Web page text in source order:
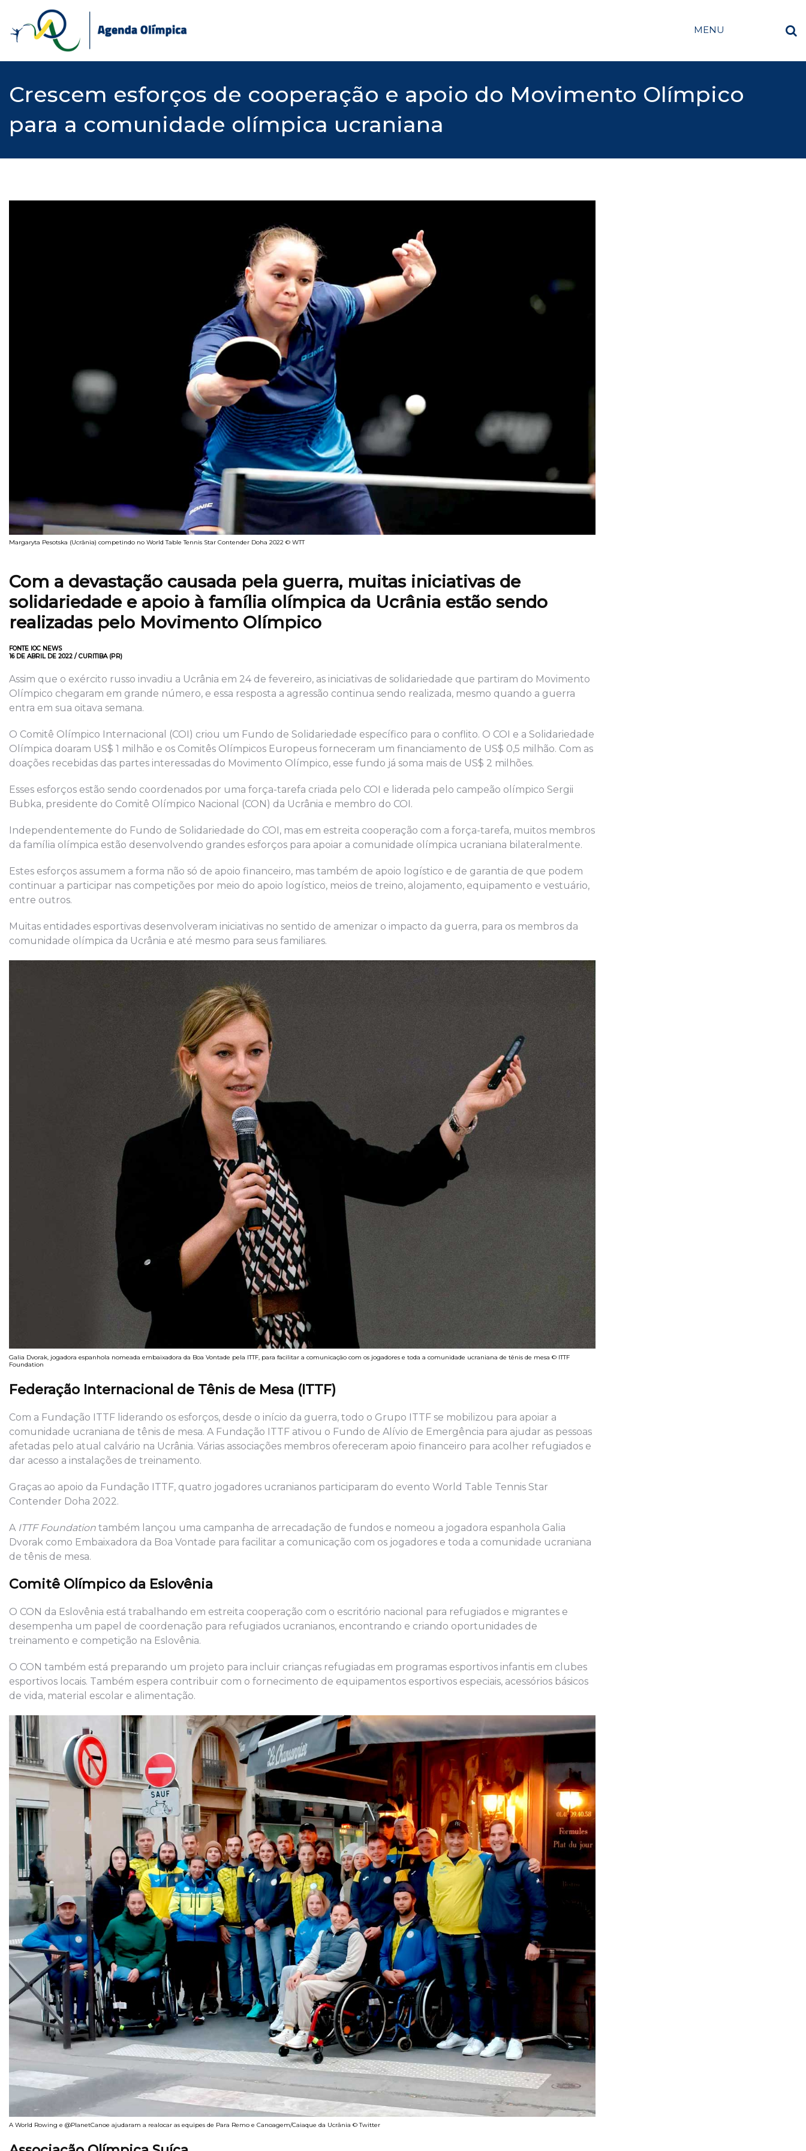
content
MENU
Crescem esforços de cooperação e apoio do Movimento Olímpico
para a comunidade olímpica ucraniana
Margaryta Pesotska (Ucrânia) competindo no World Table Tennis Star Contender Doha 2022 © WTT
Com a devastação causada pela guerra, muitas iniciativas de
solidariedade e apoio à família olímpica da Ucrânia estão sendo
realizadas pelo Movimento Olímpico
FONTE IOC NEWS
16 DE ABRIL DE 2022 / CURITIBA (PR)
Assim que o exército russo invadiu a Ucrânia em 24 de fevereiro, as iniciativas de solidariedade que partiram do Movimento
Olímpico chegaram em grande número, e essa resposta a agressão continua sendo realizada, mesmo quando a guerra
entra em sua oitava semana.
O Comitê Olímpico Internacional (COI) criou um Fundo de Solidariedade específico para o conflito. O COI e a Solidariedade
Olímpica doaram US$ 1 milhão e os Comitês Olímpicos Europeus forneceram um financiamento de US$ 0,5 milhão. Com as
doações recebidas das partes interessadas do Movimento Olímpico, esse fundo já soma mais de US$ 2 milhões.
Esses esforços estão sendo coordenados por uma força-tarefa criada pelo COI e liderada pelo campeão olímpico Sergii
Bubka, presidente do Comitê Olímpico Nacional (CON) da Ucrânia e membro do COI.
Independentemente do Fundo de Solidariedade do COI, mas em estreita cooperação com a força-tarefa, muitos membros
da família olímpica estão desenvolvendo grandes esforços para apoiar a comunidade olímpica ucraniana bilateralmente.
Estes esforços assumem a forma não só de apoio financeiro, mas também de apoio logístico e de garantia de que podem
continuar a participar nas competições por meio do apoio logístico, meios de treino, alojamento, equipamento e vestuário,
entre outros.
Muitas entidades esportivas desenvolveram iniciativas no sentido de amenizar o impacto da guerra, para os membros da
comunidade olímpica da Ucrânia e até mesmo para seus familiares.
Galia Dvorak, jogadora espanhola nomeada embaixadora da Boa Vontade pela ITTF, para facilitar a comunicação com os jogadores e toda a comunidade ucraniana de tênis de mesa © ITTF
Foundation
Federação Internacional de Tênis de Mesa (ITTF)
Com a Fundação ITTF liderando os esforços, desde o início da guerra, todo o Grupo ITTF se mobilizou para apoiar a
comunidade ucraniana de tênis de mesa. A Fundação ITTF ativou o Fundo de Alívio de Emergência para ajudar as pessoas
afetadas pelo atual calvário na Ucrânia. Várias associações membros ofereceram apoio financeiro para acolher refugiados e
dar acesso a instalações de treinamento.
Graças ao apoio da Fundação ITTF, quatro jogadores ucranianos participaram do evento World Table Tennis Star
Contender Doha 2022.
A ITTF Foundation também lançou uma campanha de arrecadação de fundos e nomeou a jogadora espanhola Galia
Dvorak como Embaixadora da Boa Vontade para facilitar a comunicação com os jogadores e toda a comunidade ucraniana
de tênis de mesa.
Comitê Olímpico da Eslovênia
O CON da Eslovênia está trabalhando em estreita cooperação com o escritório nacional para refugiados e migrantes e
desempenha um papel de coordenação para refugiados ucranianos, encontrando e criando oportunidades de
treinamento e competição na Eslovênia.
O CON também está preparando um projeto para incluir crianças refugiadas em programas esportivos infantis em clubes
esportivos locais. Também espera contribuir com o fornecimento de equipamentos esportivos especiais, acessórios básicos
de vida, material escolar e alimentação.
A World Rowing e @PlanetCanoe ajudaram a realocar as equipes de Para Remo e Canoagem/Caiaque da Ucrânia © Twitter